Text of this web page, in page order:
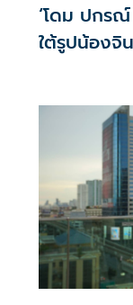
‘โดม ปกร
ใต้รูปน้องจิ